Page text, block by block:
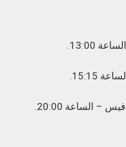
13:00.
15:15.
– الساعة 20:00.